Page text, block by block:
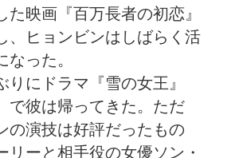
た映画『百万長者の初恋』
、ヒョンビンはしばらく活
った。
りにドラマ『雪の女王』
で彼は帰ってきた。ただ
の演技は好評だったもの
リーと相手役の女優ソン・